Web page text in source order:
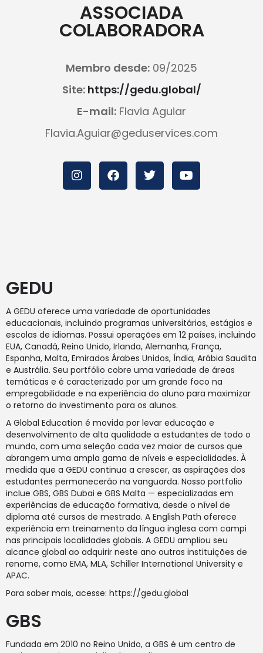
ASSOCIADA
COLABORADORA
Membro desde: 09/2025
Site: https://gedu.global/
E-mail: Flavia Aguiar
Flavia.Aguiar@geduservices.com
GEDU
A GEDU oferece uma variedade de oportunidades
educacionais, incluindo programas universitários, estágios e
escolas de idiomas. Possui operações em 12 países, incluindo
EUA, Canadá, Reino Unido, Irlanda, Alemanha, França,
Espanha, Malta, Emirados Árabes Unidos, Índia, Arábia Saudita
e Austrália. Seu portfólio cobre uma variedade de áreas
temáticas e é caracterizado por um grande foco na
empregabilidade e na experiência do aluno para maximizar
o retorno do investimento para os alunos.
A Global Education é movida por levar educação e
desenvolvimento de alta qualidade a estudantes de todo o
mundo, com uma seleção cada vez maior de cursos que
abrangem uma ampla gama de níveis e especialidades. À
medida que a GEDU continua a crescer, as aspirações dos
estudantes permanecerão na vanguarda. Nosso portfolio
inclue GBS, GBS Dubai e GBS Malta — especializadas em
experiências de educação formativa, desde o nível de
diploma até cursos de mestrado. A English Path oferece
experiência em treinamento da língua inglesa com campi
nas principais localidades globais. A GEDU ampliou seu
alcance global ao adquirir neste ano outras instituições de
renome, como EMA, MLA, Schiller International University e
APAC.
Para saber mais, acesse: https://gedu.global
GBS
Fundada em 2010 no Reino Unido, a GBS é um centro de